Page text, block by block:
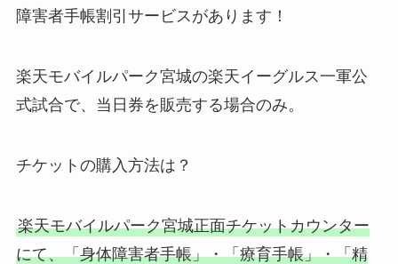
障害者手帳割引サービスがあります！
楽天モバイルパーク宮城の楽天イーグルス一軍公
式試合で、当日券を販売する場合のみ。
チケットの購入方法は？
楽天モバイルパーク宮城正面チケットカウンター
にて、「身体障害者手帳」・「療育手帳」・「精